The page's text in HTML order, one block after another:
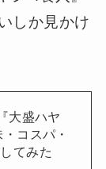
しか見かけ
大盛ハヤ
コスパ・
てみた